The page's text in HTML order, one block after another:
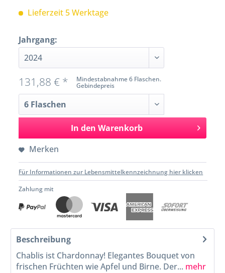
Lieferzeit 5 Werktage
Jahrgang:
Mindestabnahme 6 Flaschen.
Gebindepreis
131,88 € *
In den Warenkorb
Merken
Für Informationen zur Lebensmittelkennzeichnung hier klicken
Zahlung mit
Beschreibung
Chablis ist Chardonnay! Elegantes Bouquet von
frischen Früchten wie Apfel und Birne. Der... mehr